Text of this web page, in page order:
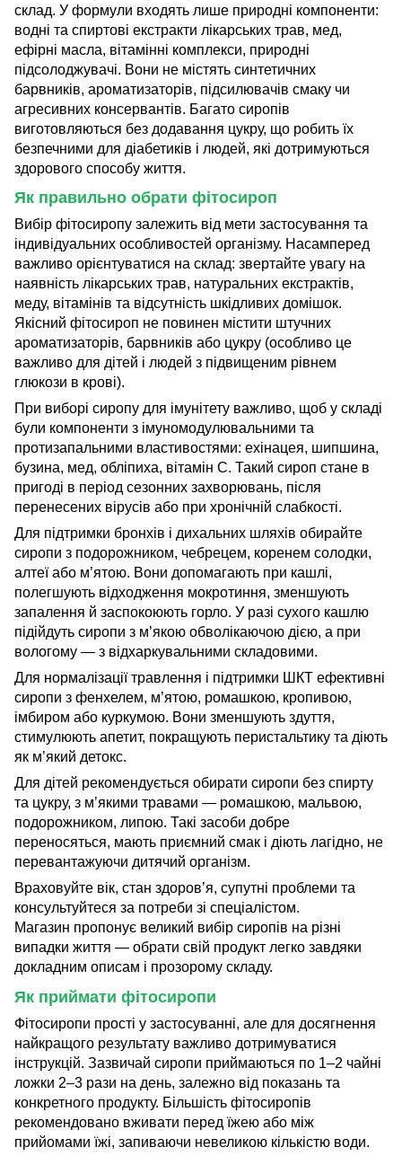
склад. У формули входять лише природні компоненти:
водні та спиртові екстракти лікарських трав, мед,
ефірні масла, вітамінні комплекси, природні
підсолоджувачі. Вони не містять синтетичних
барвників, ароматизаторів, підсилювачів смаку чи
агресивних консервантів. Багато сиропів
виготовляються без додавання цукру, що робить їх
безпечними для діабетиків і людей, які дотримуються
здорового способу життя.
Як правильно обрати фітосироп
Вибір фітосиропу залежить від мети застосування та
індивідуальних особливостей організму. Насамперед
важливо орієнтуватися на склад: звертайте увагу на
наявність лікарських трав, натуральних екстрактів,
меду, вітамінів та відсутність шкідливих домішок.
Якісний фітосироп не повинен містити штучних
ароматизаторів, барвників або цукру (особливо це
важливо для дітей і людей з підвищеним рівнем
глюкози в крові).
При виборі сиропу для імунітету важливо, щоб у складі
були компоненти з імуномодулювальними та
протизапальними властивостями: ехінацея, шипшина,
бузина, мед, обліпиха, вітамін C. Такий сироп стане в
пригоді в період сезонних захворювань, після
перенесених вірусів або при хронічній слабкості.
Для підтримки бронхів і дихальних шляхів обирайте
сиропи з подорожником, чебрецем, коренем солодки,
алтеї або м’ятою. Вони допомагають при кашлі,
полегшують відходження мокротиння, зменшують
запалення й заспокоюють горло. У разі сухого кашлю
підійдуть сиропи з м’якою обволікаючою дією, а при
вологому — з відхаркувальними складовими.
Для нормалізації травлення і підтримки ШКТ ефективні
сиропи з фенхелем, м’ятою, ромашкою, кропивою,
імбиром або куркумою. Вони зменшують здуття,
стимулюють апетит, покращують перистальтику та діють
як м’який детокс.
Для дітей рекомендується обирати сиропи без спирту
та цукру, з м’якими травами — ромашкою, мальвою,
подорожником, липою. Такі засоби добре
переносяться, мають приємний смак і діють лагідно, не
перевантажуючи дитячий організм.
Враховуйте вік, стан здоров’я, супутні проблеми та
консультуйтеся за потреби зі спеціалістом.
Магазин пропонує великий вибір сиропів на різні
випадки життя — обрати свій продукт легко завдяки
докладним описам і прозорому складу.
Як приймати фітосиропи
Фітосиропи прості у застосуванні, але для досягнення
найкращого результату важливо дотримуватися
інструкцій. Зазвичай сиропи приймаються по 1–2 чайні
ложки 2–3 рази на день, залежно від показань та
конкретного продукту. Більшість фітосиропів
рекомендовано вживати перед їжею або між
прийомами їжі, запиваючи невеликою кількістю води.